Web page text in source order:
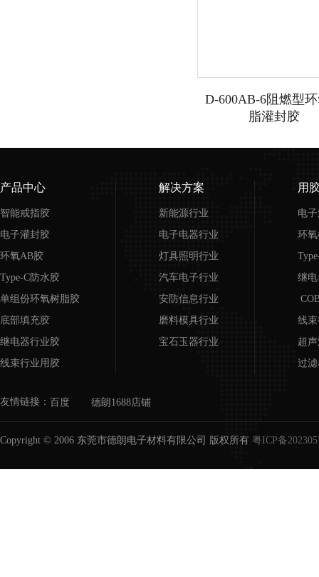
D-600AB-6阻燃型
脂灌封胶
产品中心
智能戒指胶
电子灌封胶
环氧AB胶
Type-C防水胶
单组份环氧树脂胶
底部填充胶
继电器行业胶
线束行业用胶
COB邦定胶
磨具胶水
解决方案
新能源行业
电子电器行业
灯具照明行业
汽车电子行业
安防信息行业
磨料模具行业
宝石玉器行业
用
电
环
继
线
超
过
友情链接： 百度 德朗1688店铺
Copyright © 2006 东莞市德朗电子材料有限公司 版权所有 粤ICP备